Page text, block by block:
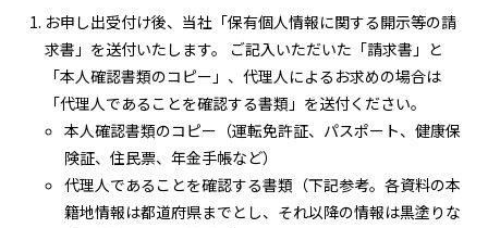
お申し出受付け後、当社「保有個人情報に関する開示等の請
求書」を送付いたします。 ご記入いただいた「請求書」と
「本人確認書類のコピー」、代理人によるお求めの場合は
「代理人であることを確認する書類」を送付ください。
本人確認書類のコピー（運転免許証、パスポート、健康保
険証、住民票、年金手帳など）
代理人であることを確認する書類（下記参考。各資料の本
籍地情報は都道府県までとし、それ以降の情報は黒塗りな